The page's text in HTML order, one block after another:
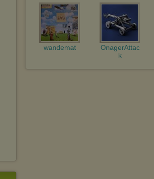
wandemat
OnagerAttac
k